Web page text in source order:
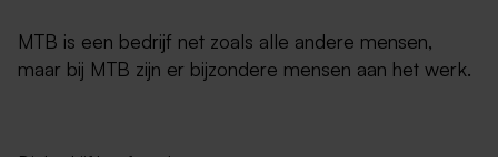
MTB is een bedrijf net zoals alle andere mensen,
maar bij MTB zijn er bijzondere mensen aan het werk.